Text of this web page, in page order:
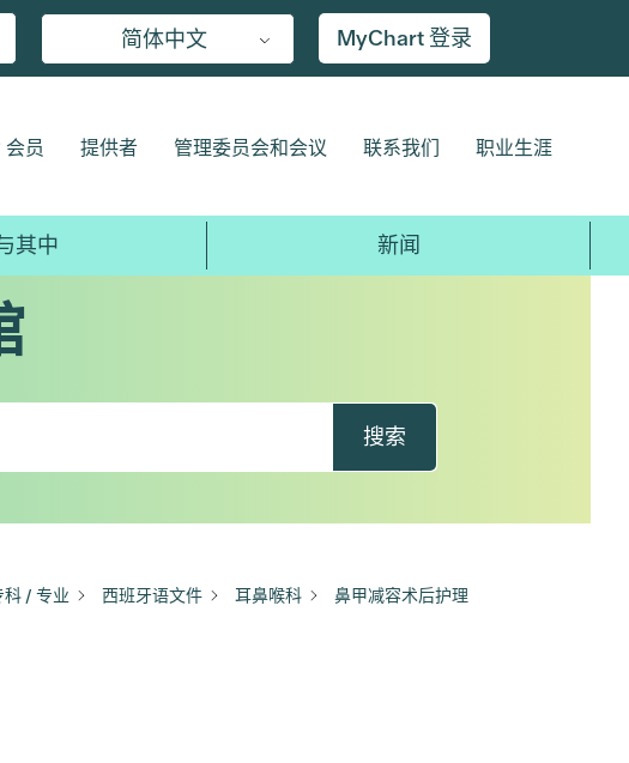
简体中文 MyChart 登录
员 提供者 管理委员会和会议 联系我们 职业生涯
其中 新闻
搜索
/ 专业 西班牙语文件 耳鼻喉科 鼻甲减容术后护理